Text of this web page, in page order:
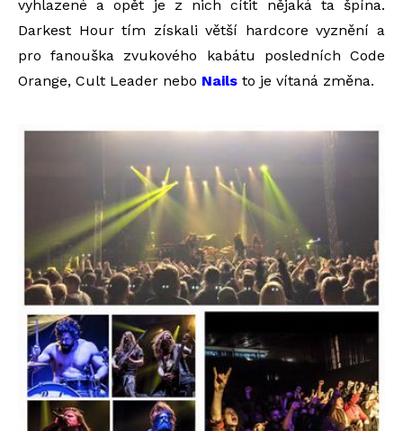
vyhlazené a opět je z nich cítit nějaká ta špína.
Darkest Hour tím získali větší hardcore vyznění a
pro fanouška zvukového kabátu posledních Code
Orange, Cult Leader nebo Nails to je vítaná změna.